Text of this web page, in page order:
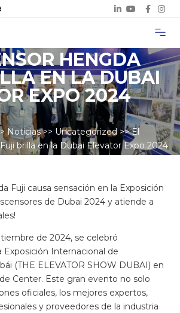
HENGDA
EN LA DUBAI
EXPO 2024
Noticias>> Uncategorized >>El
brilla en la Dubai Elevator Expo 2024
Fuji causa sensación en la Exposición
de Dubai 2024 y atiende a
de 2024, se celebró
Exposición Internacional de
(THE ELEVATOR SHOW DUBAI) en
Center. Este gran evento no solo
oficiales, los mejores expertos,
y proveedores de la industria